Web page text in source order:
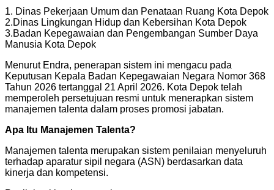
1. Dinas Pekerjaan Umum dan Penataan Ruang Kota Depok
2.Dinas Lingkungan Hidup dan Kebersihan Kota Depok
3.Badan Kepegawaian dan Pengembangan Sumber Daya
Manusia Kota Depok
Menurut Endra, penerapan sistem ini mengacu pada
Keputusan Kepala Badan Kepegawaian Negara Nomor 368
Tahun 2026 tertanggal 21 April 2026. Kota Depok telah
memperoleh persetujuan resmi untuk menerapkan sistem
manajemen talenta dalam proses promosi jabatan.
Apa Itu Manajemen Talenta?
Manajemen talenta merupakan sistem penilaian menyeluruh
terhadap aparatur sipil negara (ASN) berdasarkan data
kinerja dan kompetensi.